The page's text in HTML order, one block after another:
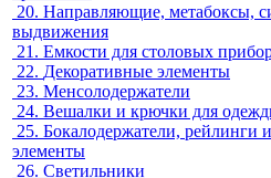
20. Направляющие, метабоксы,
выдвижения
21. Емкости для столовых
22. Декоративные элементы
23. Менсолодержатели
24. Вешалки и крючки для
25. Бокалодержатели, рейлинги
элементы
26. Светильники